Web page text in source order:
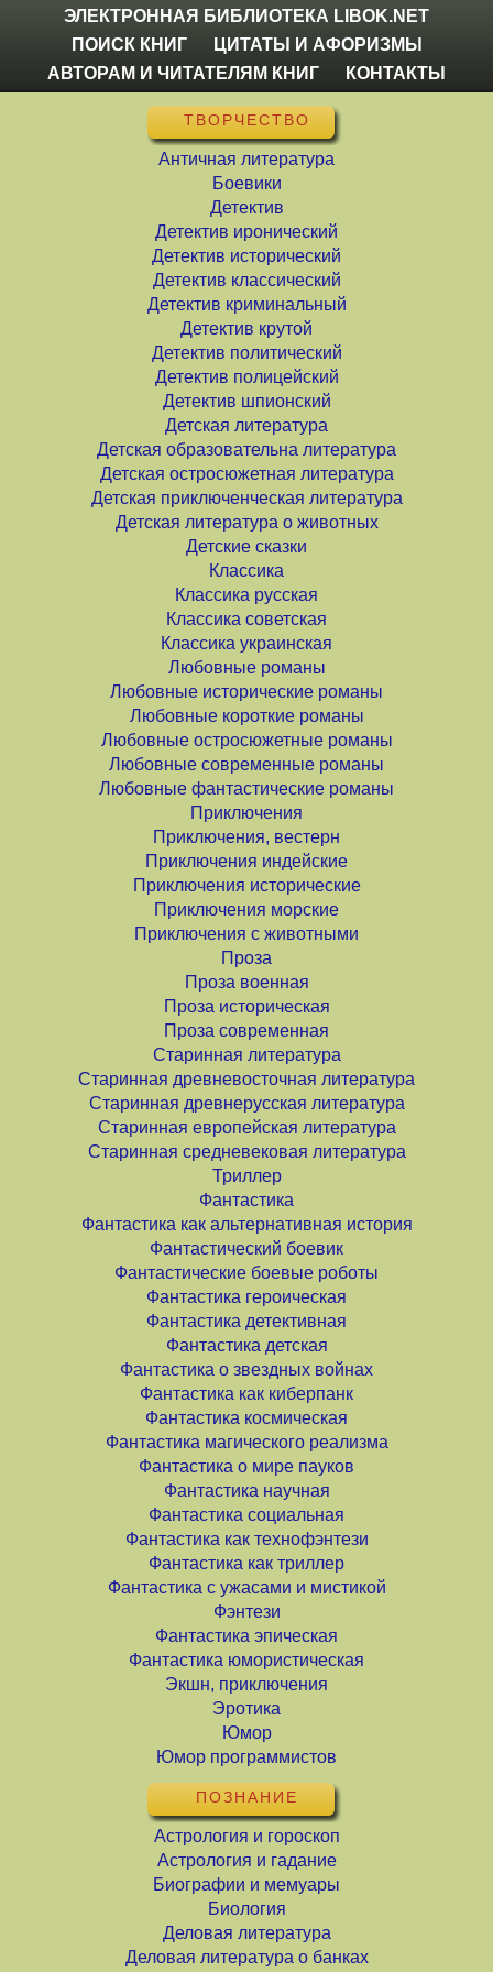
ЭЛЕКТРОННАЯ БИБЛИОТЕКА LIBOK.NET
ПОИСК КНИГ
ЦИТАТЫ И АФОРИЗМЫ
АВТОРАМ И ЧИТАТЕЛЯМ КНИГ
КОНТАКТЫ
ТВОРЧЕСТВО
Античная литература
Боевики
Детектив
Детектив иронический
Детектив исторический
Детектив классический
Детектив криминальный
Детектив крутой
Детектив политический
Детектив полицейский
Детектив шпионский
Детская литература
Детская образовательна литература
Детская остросюжетная литература
Детская приключенческая литература
Детская литература о животных
Детские сказки
Классика
Классика русская
Классика советская
Классика украинская
Любовные романы
Любовные исторические романы
Любовные короткие романы
Любовные остросюжетные романы
Любовные современные романы
Любовные фантастические романы
Приключения
Приключения, вестерн
Приключения индейские
Приключения исторические
Приключения морские
Приключения с животными
Проза
Проза военная
Проза историческая
Проза современная
Старинная литература
Старинная древневосточная литература
Старинная древнерусская литература
Старинная европейская литература
Старинная средневековая литература
Триллер
Фантастика
Фантастика как альтернативная история
Фантастический боевик
Фантастические боевые роботы
Фантастика героическая
Фантастика детективная
Фантастика детская
Фантастика о звездных войнах
Фантастика как киберпанк
Фантастика космическая
Фантастика магического реализма
Фантастика о мире пауков
Фантастика научная
Фантастика социальная
Фантастика как технофэнтези
Фантастика как триллер
Фантастика с ужасами и мистикой
Фэнтези
Фантастика эпическая
Фантастика юмористическая
Экшн, приключения
Эротика
Юмор
Юмор программистов
ПОЗНАНИЕ
Астрология и гороскоп
Астрология и гадание
Биографии и мемуары
Биология
Деловая литература
Деловая литература о банках